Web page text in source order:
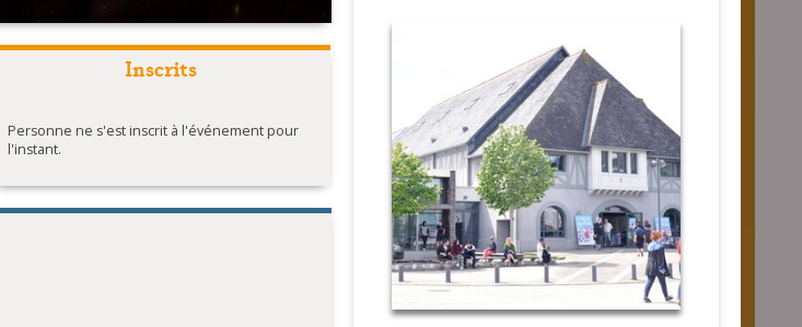
Inscrits
Personne ne s'est inscrit à l'événement pour
l'instant.